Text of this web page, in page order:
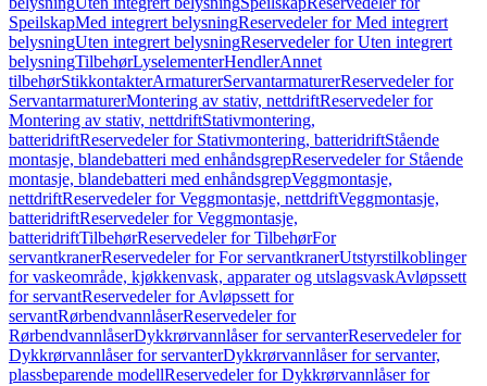
SpeilskapMed integrert belysningReservedeler for Med integrert
belysningUten integrert belysningReservedeler for Uten integrert
belysningTilbehørLyselementerHendlerAnnet
tilbehørStikkontakterArmaturerServantarmaturerReservedeler for
ServantarmaturerMontering av stativ, nettdriftReservedeler for
Montering av stativ, nettdriftStativmontering,
batteridriftReservedeler for Stativmontering, batteridriftStående
montasje, blandebatteri med enhåndsgrepReservedeler for Stående
montasje, blandebatteri med enhåndsgrepVeggmontasje,
nettdriftReservedeler for Veggmontasje, nettdriftVeggmontasje,
batteridriftReservedeler for Veggmontasje,
batteridriftTilbehørReservedeler for TilbehørFor
servantkranerReservedeler for For servantkranerUtstyrstilkoblinger
for vaskeområde, kjøkkenvask, apparater og utslagsvaskAvløpssett
for servantReservedeler for Avløpssett for
servantRørbendvannlåserReservedeler for
RørbendvannlåserDykkrørvannlåser for servanterReservedeler for
Dykkrørvannlåser for servanterDykkrørvannlåser for servanter,
plassbeparende modellReservedeler for Dykkrørvannlåser for